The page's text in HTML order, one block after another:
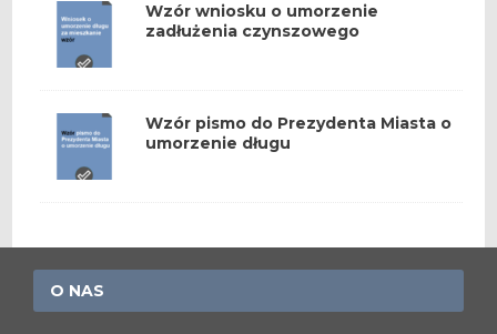
Wzór wniosku o umorzenie
zadłużenia czynszowego
Wzór pismo do Prezydenta Miasta o
umorzenie długu
O NAS